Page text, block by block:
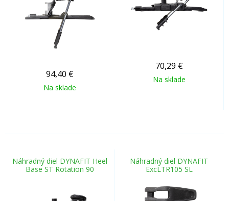
94,40 €
Na sklade
70,29 €
Na sklade
Náhradný diel DYNAFIT Heel
Base ST Rotation 90
Náhradný diel DYNAFIT
ExcLTR105 SL